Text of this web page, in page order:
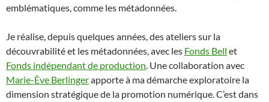
emblématiques, comme les métadonnées.
Je réalise, depuis quelques années, des ateliers sur la
découvrabilité et les métadonnées, avec les Fonds Bell et
Fonds indépendant de production. Une collaboration avec
Marie-Ève Berlingerapporte à ma démarche exploratoire la
dimension stratégique de la promotion numérique. C’est dans